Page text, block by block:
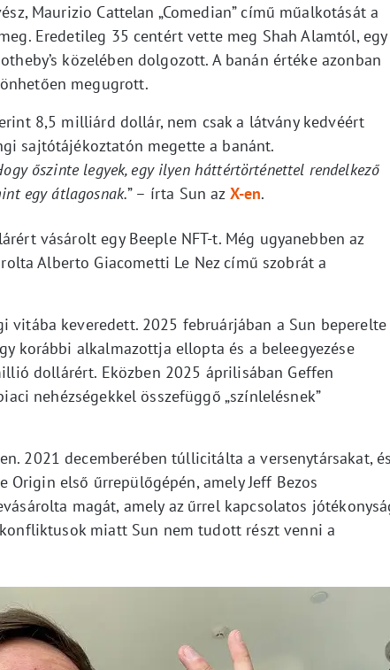
Maurizio Cattelan „Comedian” című műalkotását a
Eredetileg 35 centért vette meg Shah Alamtól, egy
közelében dolgozott. A banán értéke azonban
megugrott.
8,5 milliárd dollár, nem csak a látvány kedvéért
sajtótájékoztatón megette a banánt.
őszinte legyek, egy ilyen háttértörténettel rendelkező
egy átlagosnak.” – írta Sun az X-en.
vásárolt egy Beeple NFT-t. Még ugyanebben az
Alberto Giacometti Le Nez című szobrát a
vitába keveredett. 2025 februárjában a Sun beperelte
korábbi alkalmazottja ellopta és a beleegyezése
dollárért. Eközben 2025 áprilisában Geffen
nehézségekkel összefüggő „színlelésnek”
2021 decemberében túllicitálta a versenytársakat,
első űrrepülőgépén, amely Jeff Bezos
magát, amely az űrrel kapcsolatos
miatt Sun nem tudott részt venni a